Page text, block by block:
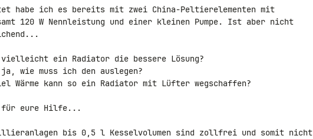
habe ich es bereits mit zwei China-Peltierelementen mit
120 W Nennleistung und einer kleinen Pumpe. Ist aber nicht
vielleicht ein Radiator die bessere Lösung?
ja, wie muss ich den auslegen?
Wärme kann so ein Radiator mit Lüfter wegschaffen?
für eure Hilfe...
bis 0,5 l Kesselvolumen sind zollfrei und somit nicht